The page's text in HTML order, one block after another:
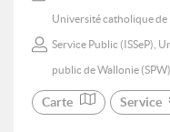
Université catholique
Service Public (ISSeP),
public de Wallonie (SPW)
Carte Service